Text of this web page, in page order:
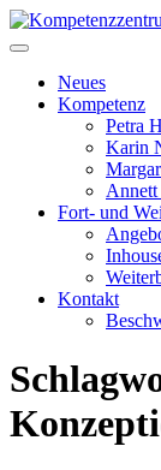
Skip
to
Zertifizierung
Neues
Kompetenz
Petra
Karin
Fort- und
Kontakt